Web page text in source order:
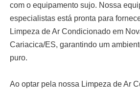
com o equipamento sujo. Nossa
especialistas está pronta para
Limpeza de Ar Condicionado em
Cariacica/ES, garantindo um
puro.
Ao optar pela nossa Limpeza de Ar